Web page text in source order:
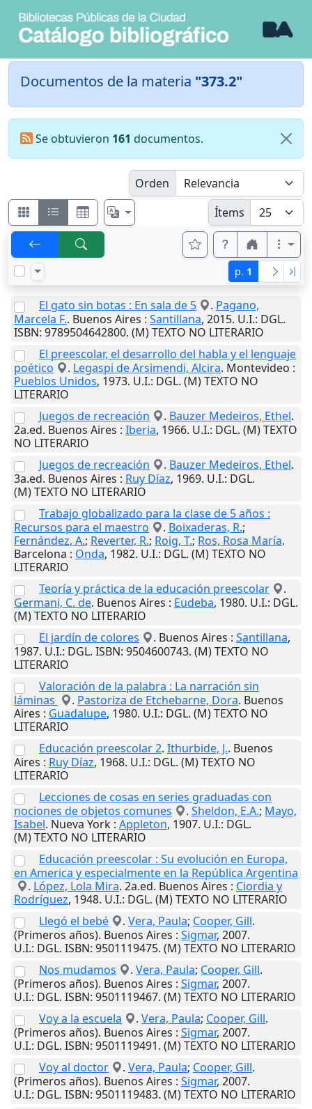
Documentos de la materia "373.2"
Se obtuvieron 161 documentos.
Orden
Ítems
p. 1
El gato sin botas : En sala de 5 . Pagano,
Marcela F.. Buenos Aires : Santillana, 2015. U.I.: DGL.
ISBN: 9789504642800. (M) TEXTO NO LITERARIO
El preescolar, el desarrollo del habla y el lenguaje
poético
. Legaspi de Arsimendi, Alcira. Montevideo :
Pueblos Unidos, 1973. U.I.: DGL. (M) TEXTO NO
LITERARIO
Juegos de recreación
. Bauzer Medeiros, Ethel.
2a.ed. Buenos Aires : Iberia, 1966. U.I.: DGL. (M) TEXTO
NO LITERARIO
Juegos de recreación
. Bauzer Medeiros, Ethel.
3a.ed. Buenos Aires : Ruy Díaz, 1969. U.I.: DGL.
(M) TEXTO NO LITERARIO
Trabajo globalizado para la clase de 5 años :
Recursos para el maestro
. Boixaderas, R.;
Fernández, A.; Reverter, R.; Roig, T.; Ros, Rosa María.
Barcelona : Onda, 1982. U.I.: DGL. (M) TEXTO NO
LITERARIO
Teoría y práctica de la educación preescolar
.
Germani, C. de. Buenos Aires : Eudeba, 1980. U.I.: DGL.
(M) TEXTO NO LITERARIO
El jardín de colores
. Buenos Aires : Santillana,
1987. U.I.: DGL. ISBN: 9504600743. (M) TEXTO NO
LITERARIO
Valoración de la palabra : La narración sin
láminas
. Pastoriza de Etchebarne, Dora. Buenos
Aires : Guadalupe, 1980. U.I.: DGL. (M) TEXTO NO
LITERARIO
Educación preescolar 2. Ithurbide, J.. Buenos
Aires : Ruy Díaz, 1968. U.I.: DGL. (M) TEXTO NO
LITERARIO
Lecciones de cosas en series graduadas con
nociones de objetos comunes
. Sheldon, E.A.; Mayo,
Isabel. Nueva York : Appleton, 1907. U.I.: DGL.
(M) TEXTO NO LITERARIO
Educación preescolar : Su evolución en Europa,
en America y especialmente en la República Argentina
. López, Lola Mira. 2a.ed. Buenos Aires : Ciordia y
Rodríguez, 1948. U.I.: DGL. (M) TEXTO NO LITERARIO
Llegó el bebé
. Vera, Paula; Cooper, Gill.
(Primeros años). Buenos Aires : Sigmar, 2007.
U.I.: DGL. ISBN: 9501119475. (M) TEXTO NO LITERARIO
Nos mudamos
. Vera, Paula; Cooper, Gill.
(Primeros años). Buenos Aires : Sigmar, 2007.
U.I.: DGL. ISBN: 9501119467. (M) TEXTO NO LITERARIO
Voy a la escuela
. Vera, Paula; Cooper, Gill.
(Primeros años). Buenos Aires : Sigmar, 2007.
U.I.: DGL. ISBN: 9501119491. (M) TEXTO NO LITERARIO
Voy al doctor
. Vera, Paula; Cooper, Gill.
(Primeros años). Buenos Aires : Sigmar, 2007.
U.I.: DGL. ISBN: 9501119483. (M) TEXTO NO LITERARIO